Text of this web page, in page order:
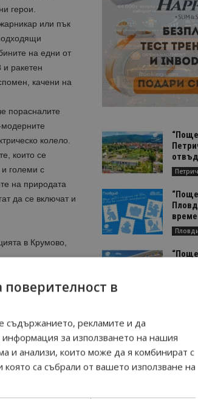
герои.
или пък
на едни от
ракетен
качени на
порасналите
колело.
които се
големи с
на природата
да се включат и
в Крумово,
Петрич
в
съдържанието, рекламите и да
за използването на нашия
и анализи, които може да я комбинират с
са събрали от вашето използване на